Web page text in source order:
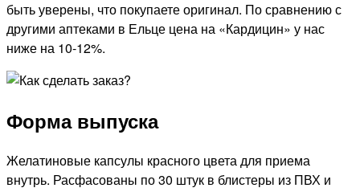
быть уверены, что покупаете оригинал. По сравнению с
другими аптеками в Ельце цена на «Кардицин» у нас
ниже на 10-12%.
Форма выпуска
Желатиновые капсулы красного цвета для приема
внутрь. Расфасованы по 30 штук в блистеры из ПВХ и